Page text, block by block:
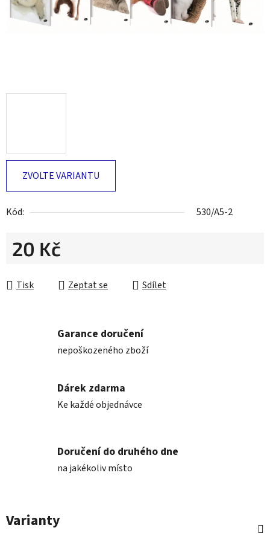
ZVOLTE VARIANTU
Kód: 530/A5-2
20 Kč
Tisk
Zeptat se Sdílet
Garance doručení
nepoškozeného zboží
Dárek zdarma
Ke každé objednávce
Doručení do druhého dne
na jakékoliv místo
Varianty